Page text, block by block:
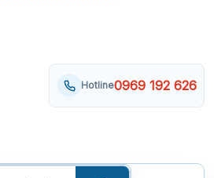
Hotline0969 192 626